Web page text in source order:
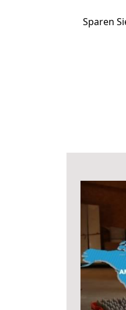
Sparen